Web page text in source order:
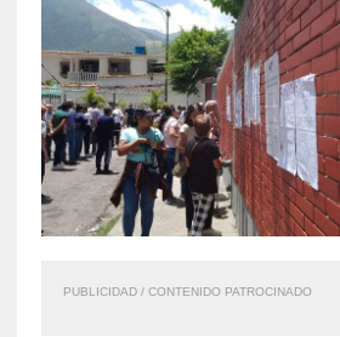
PUBLICIDAD / CONTENIDO PATROCINADO